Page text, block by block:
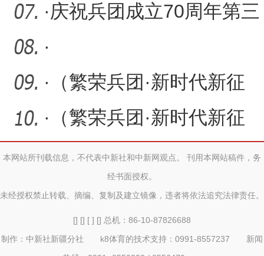
·庆祝兵团成立70周年第三
师图木舒克市发展成就之
工
·
·
（繁荣兵团·新时代新征
程）小辣椒“点燃”农民致
·
（繁荣兵团·新时代新征
程）奎屯河引水工程：防
洪
本网站所刊载信息，不代表中新社和中新网观点。 刊用本网站稿件，务
经书面授权。
未经授权禁止转载、摘编、复制及建立镜像，违者将依法追究法律责任。
[] [] [ ] [] 总机：86-10-87826688
制作：中新社新疆分社 k8体育的技术支持：0991-8557237 新闻